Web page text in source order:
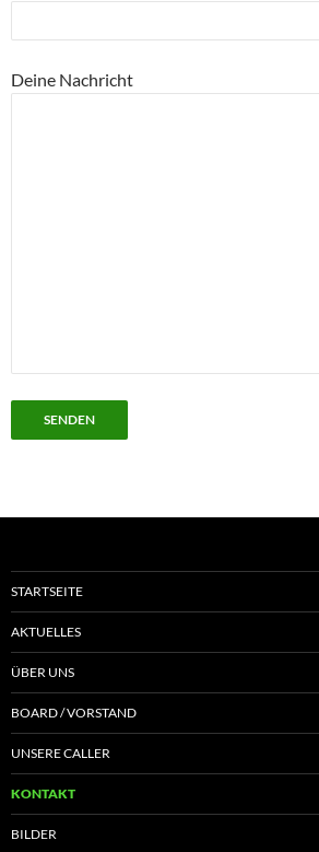
Deine Nachricht
STARTSEITE
AKTUELLES
ÜBER UNS
BOARD / VORSTAND
UNSERE CALLER
KONTAKT
BILDER